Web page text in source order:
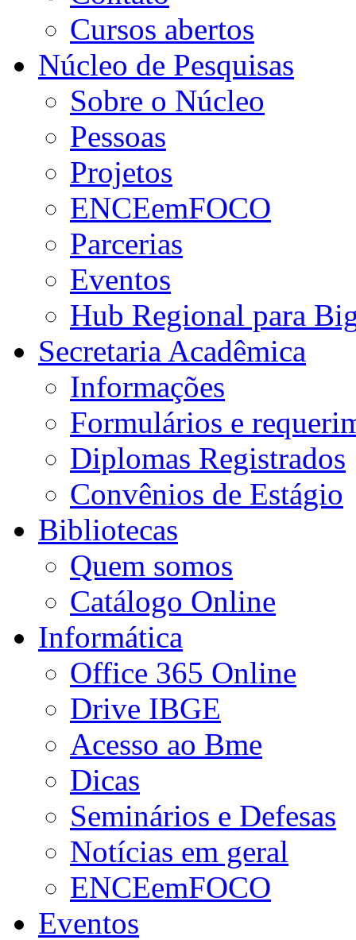
Cursos abertos
Núcleo de Pesquisas
Sobre o Núcleo
Pessoas
Projetos
ENCEemFOCO
Parcerias
Eventos
Hub Regional para
Secretaria Acadêmica
Informações
Formulários e
Diplomas Registrados
Convênios de Estágio
Bibliotecas
Quem somos
Catálogo Online
Informática
Office 365 Online
Drive IBGE
Acesso ao Bme
Dicas
Seminários e Defesas
Notícias em geral
ENCEemFOCO
Eventos